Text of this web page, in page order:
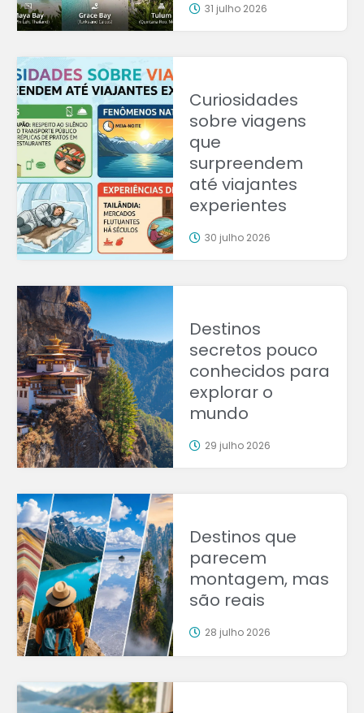
31 julho 2026
Curiosidades
sobre viagens
que
surpreendem
até viajantes
experientes
30 julho 2026
Destinos
secretos pouco
conhecidos para
explorar o
mundo
29 julho 2026
Destinos que
parecem
montagem, mas
são reais
28 julho 2026